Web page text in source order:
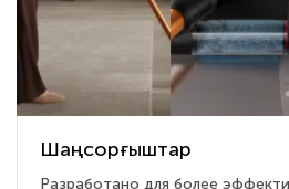
Шаңсорғыштар
Разработано для более